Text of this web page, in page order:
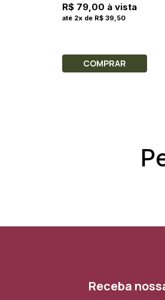
R$ 79,00 à vista
até 2x de R$ 39,50
COMPRAR
Receba